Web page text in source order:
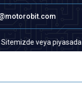
veya piyasada